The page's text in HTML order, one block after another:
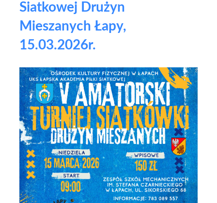
Siatkowej Drużyn
Mieszanych Łapy,
15.03.2026r.